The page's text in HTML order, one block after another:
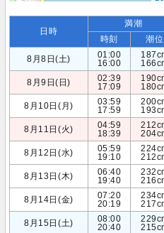
日時
満潮
時刻 潮位
8月8日(土)
01:00
16:00
8月9日(日)
02:39
17:09
8月10日(月)
03:59
17:59
8月11日(火)
04:59
18:39
8月12日(水)
05:59
19:10
8月13日(木)
06:40
19:40
8月14日(金)
07:20
20:19
8月15日(土)
08:00
20:40